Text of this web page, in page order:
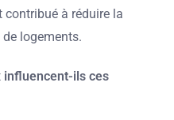
à réduire la
de logements.
influencent-ils ces